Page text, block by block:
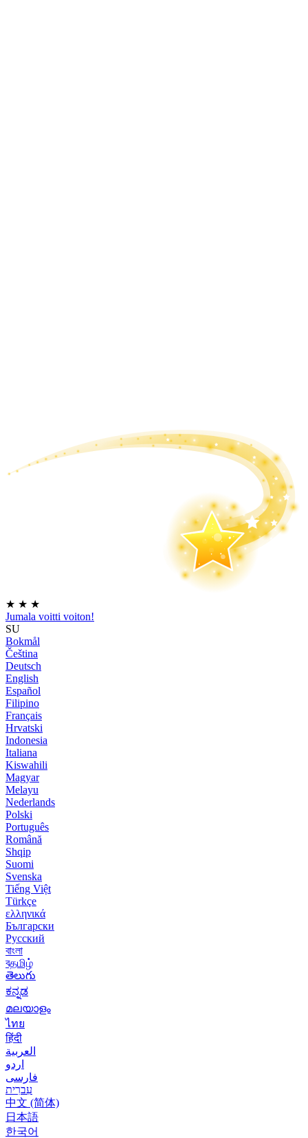
★ ★ ★
Jumala voitti voiton!
SU
Bokmål
Čeština
Deutsch
English
Español
Filipino
Français
Hrvatski
Indonesia
Italiana
Kiswahili
Magyar
Melayu
Nederlands
Polski
Português
Română
Shqip
Suomi
Svenska
Tiếng Việt
Türkçe
ελληνικά
Български
Русский
বাংলা
বதமிழ்
తెలుగు
ಕನ್ನಡ
മലയാളം
ไทย
हिंदी
العربية
اردو
فارسی
עִברִית
中文 (简体)
日本語
한국어